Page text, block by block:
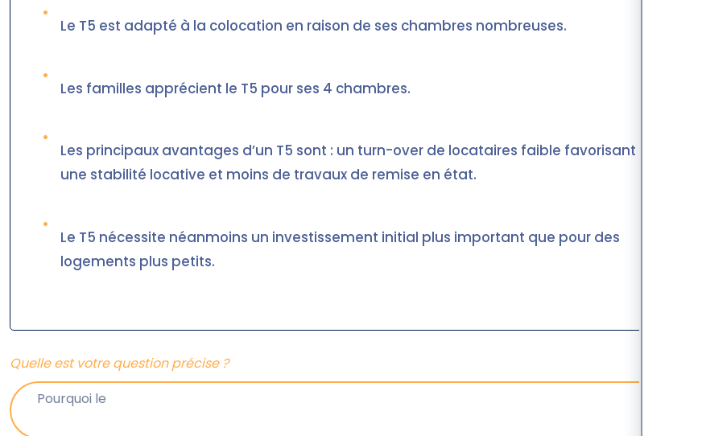
•
Le T5 est adapté à la colocation en raison de ses chambres nombreuses.
•
Les familles apprécient le T5 pour ses 4 chambres.
•
Les principaux avantages d’un T5 sont : un turn-over de locataires faible favorisant ainsi
une stabilité locative et moins de travaux de remise en état.
•
Le T5 nécessite néanmoins un investissement initial plus important que pour des
logements plus petits.
Quelle est votre question précise ?